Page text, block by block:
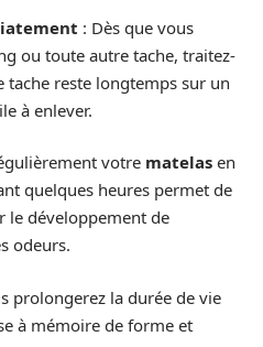
: Dès que vous
ou toute autre tache, traitez-
reste longtemps sur un
à enlever.
votre matelas en
quelques heures permet de
le développement de
odeurs.
prolongerez la durée de vie
à mémoire de forme et